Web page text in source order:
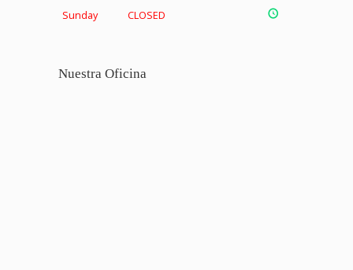
Sunday CLOSED
Nuestra Oficina